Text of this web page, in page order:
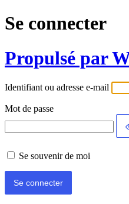
Se connecter
Propulsé par
Identifiant ou adresse e-mail
Mot de passe
Se souvenir de moi